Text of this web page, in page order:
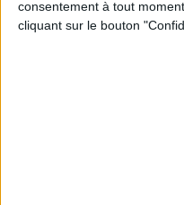
consentement à tout
cliquant sur le bouton